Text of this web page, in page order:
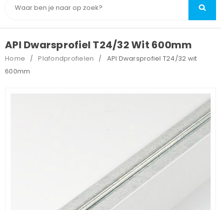
API Dwarsprofiel T24/32 Wit 600mm
Home / Plafondprofielen /
API Dwarsprofiel T24/32 wit
600mm